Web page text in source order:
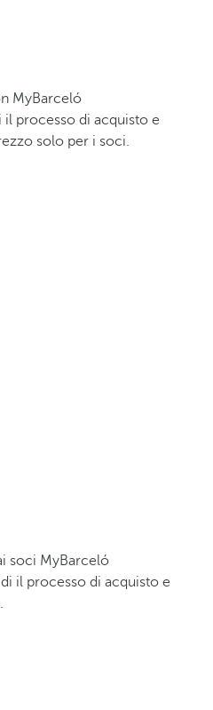
MyBarceló
il processo di acquisto e
solo per i soci.
soci MyBarceló
il processo di acquisto e